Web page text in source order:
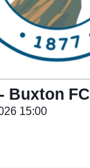
Buxton FC
15:00